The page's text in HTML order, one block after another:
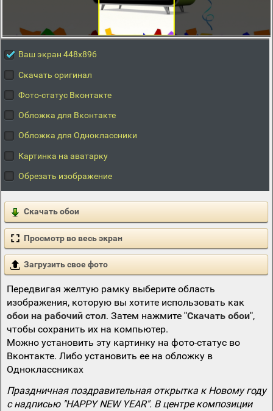
Ваш экран 448x896
Скачать оригинал
Фото-статус Вконтакте
Обложка для Вконтакте
Обложка для Одноклассники
Картинка на аватарку
Обрезать изображение
Скачать обои
Просмотр во весь экран
Загрузить свое фото
Передвигая желтую рамку выберите область
изображения, которую вы хотите использовать как
обои на рабочий стол. Затем нажмите "Скачать обои",
чтобы сохранить их на компьютер.
Можно установить эту картинку на фото-статус во
Вконтакте. Либо установить ее на обложку в
Одноклассниках
Праздничная поздравительная открытка к Новому году
с надписью "HAPPY NEW YEAR". В центре композиции